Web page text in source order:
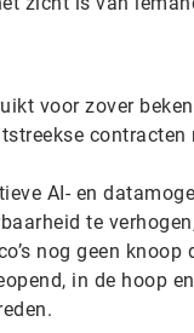
voor zover
AI- en
te
nog geen
in de hoop